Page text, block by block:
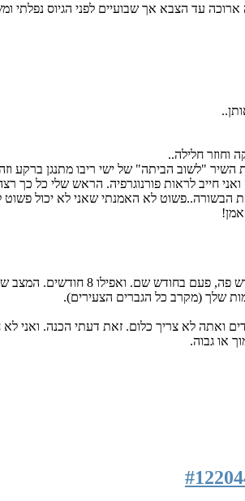
עד הצבא אך שבועיים לפני הגיוס נפלתי
וחוזר חלילה..
"לשוב הביתה" של ישי ריבו מתנגן ברקע
חייב לראות פורנוגרפיה. הראש שלי כל כך
הבשורה..פשוט לא האמנתי שאני לא יכול פשוט
חושב שכל מה שאתה צריך זה סינון וזהו. אתה לא צריך את 12 הצעדים
או גבוה.